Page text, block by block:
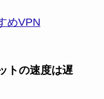
めVPN
トの速度は遅